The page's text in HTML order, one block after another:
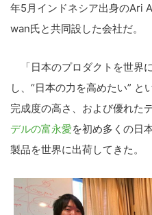
年5月インドネシア出身のAri A
wan氏と共同設した会社だ。
「日本のプロダクトを世界
し、“日本の力を高めたい”
完成度の高さ、および優れた
デルの富永愛を初め多くの日
製品を世界に出荷してきた。